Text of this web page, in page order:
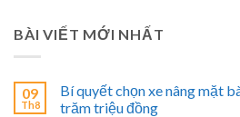
BÀI VIẾT MỚI NHẤT
09
Th8
Bí quyết chọn xe nâng mặt
trăm triệu đồng